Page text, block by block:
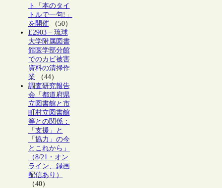
ト「本のタイ
トルで一句!」
を開催（50）
E2903 – 琉球
大学附属図書
館医学部分館
でのカビ被害
資料の清掃作
業（44）
調査研究報告
会「都道府県
立図書館と市
町村立図書館
等との関係：
「支援」と
「協力」の今
とこれから」
（8/21・オン
ライン、録画
配信あり）
（40）